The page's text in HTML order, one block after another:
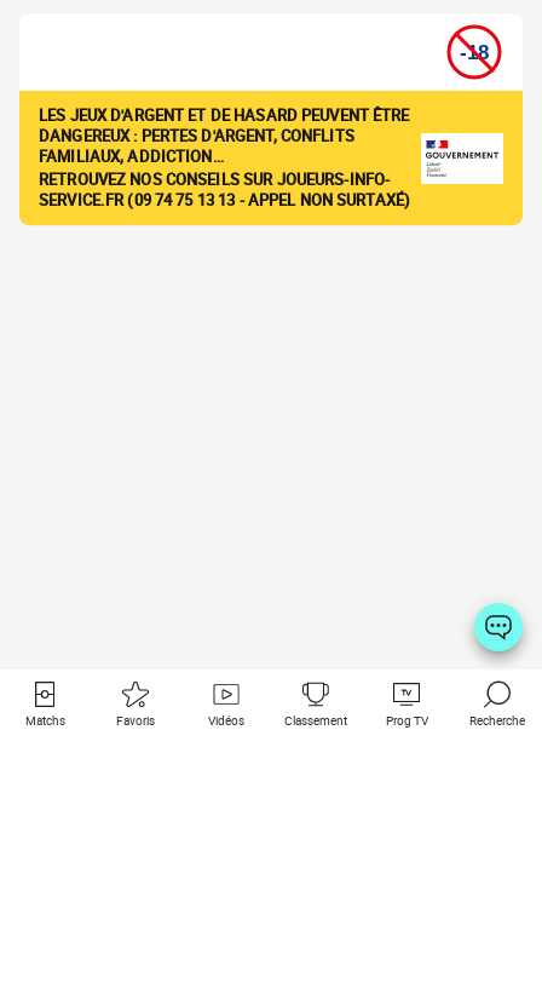
LES JEUX D'ARGENT ET DE HASARD PEUVENT ÊTRE
DANGEREUX : PERTES D'ARGENT, CONFLITS
FAMILIAUX, ADDICTION…
RETROUVEZ NOS CONSEILS SUR JOUEURS-INFO-
SERVICE.FR (09 74 75 13 13 - APPEL NON SURTAXÉ)
Matchs Favoris Vidéos Classement Prog TV Recherche